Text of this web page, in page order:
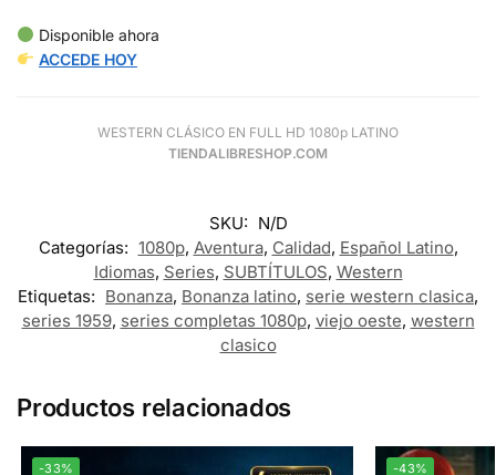
Disponible ahora
ACCEDE HOY
WESTERN CLÁSICO EN FULL HD 1080p LATINO
TIENDALIBRESHOP.COM
SKU: N/D
Categorías: 1080p, Aventura, Calidad, Español Latino,
Idiomas, Series, SUBTÍTULOS, Western
Etiquetas: Bonanza, Bonanza latino, serie western clasica,
series 1959, series completas 1080p, viejo oeste, western
clasico
Productos relacionados
-33% -43%